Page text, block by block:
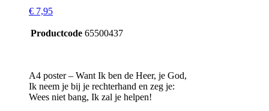
€ 7,95
Productcode 65500437
A4 poster – Want Ik ben de Heer, je God,
Ik neem je bij je rechterhand en zeg je:
Wees niet bang, Ik zal je helpen!